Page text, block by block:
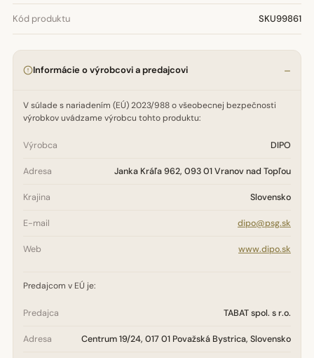
Kód produktu SKU99861
Informácie o výrobcovi a predajcovi
V súlade s nariadením (EÚ) 2023/988 o všeobecnej bezpečnosti
výrobkov uvádzame výrobcu tohto produktu:
Výrobca DIPO
Adresa Janka Kráľa 962, 093 01 Vranov nad Topľou
Krajina Slovensko
E-mail dipo@psg.sk
Web www.dipo.sk
Predajcom v EÚ je:
Predajca TABAT spol. s r.o.
Adresa Centrum 19/24, 017 01 Považská Bystrica, Slovensko